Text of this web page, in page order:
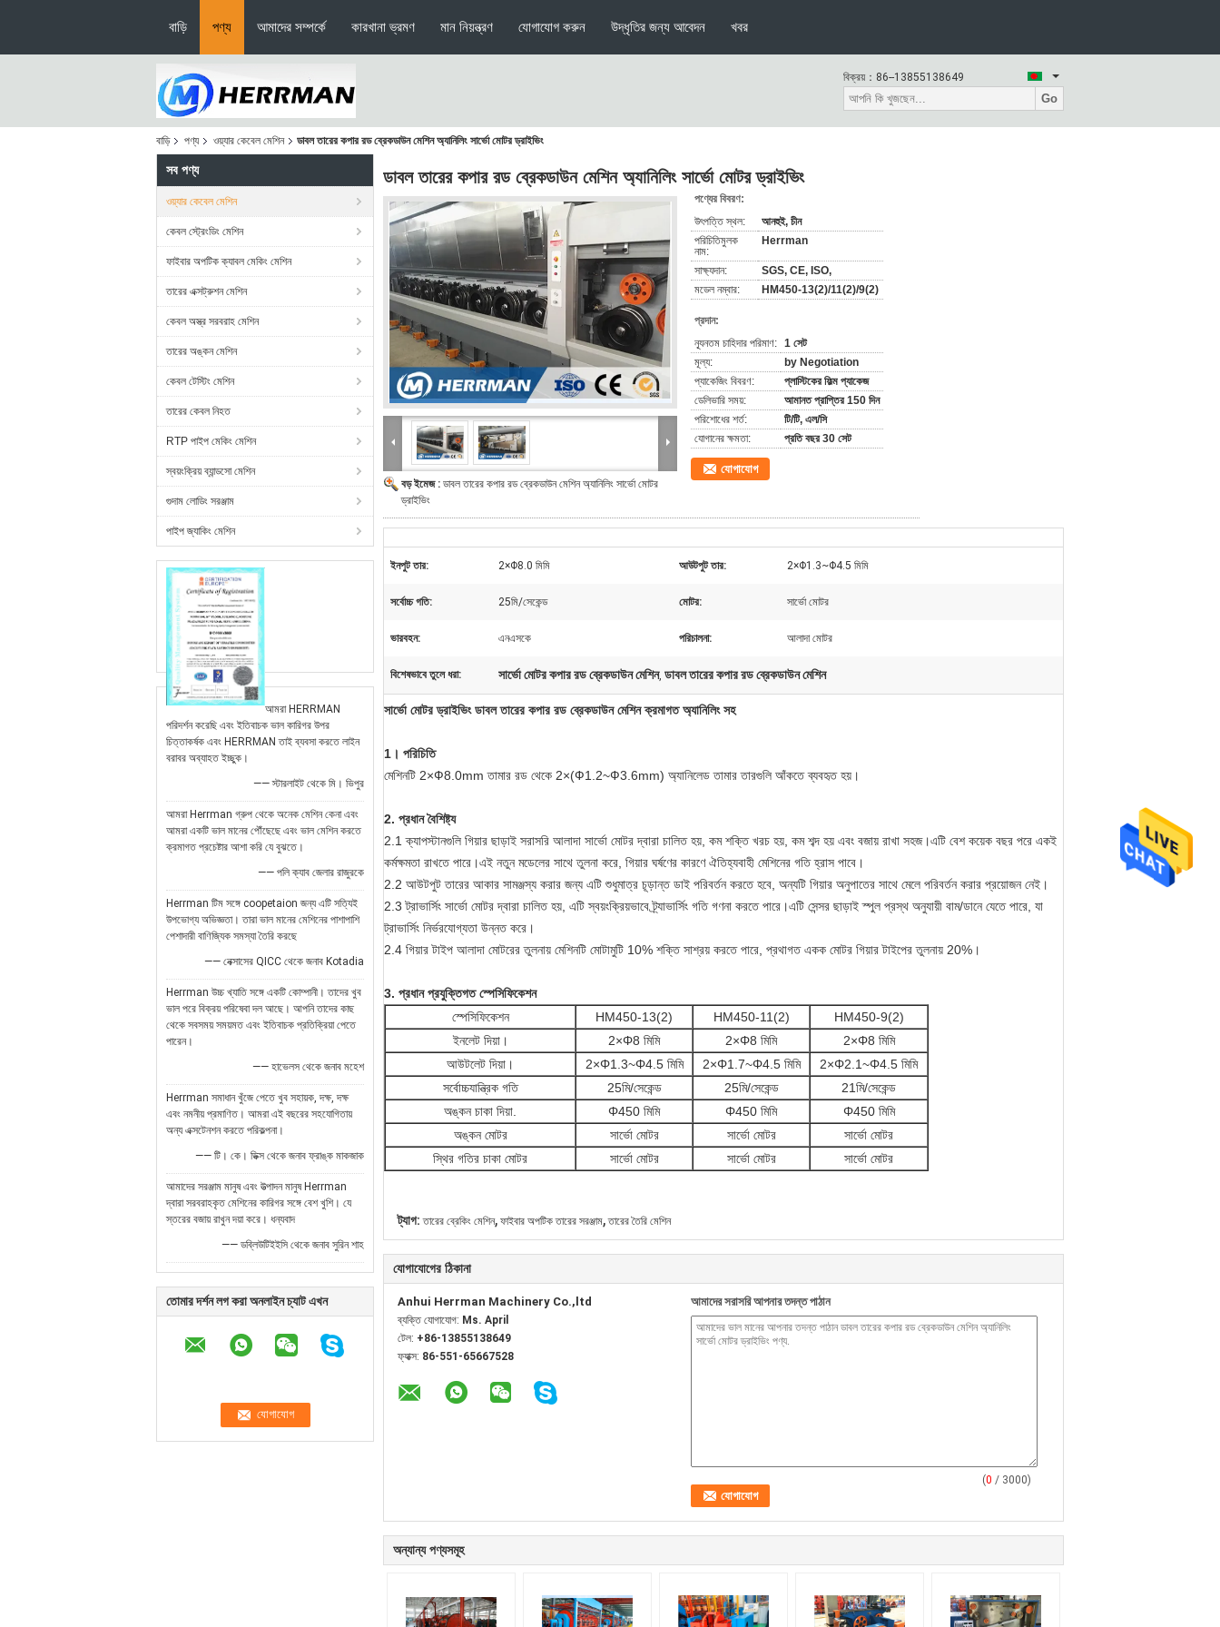
বাড়ি পণ্য আমাদের সম্পর্কে কারখানা ভ্রমণ মান নিয়ন্ত্রণ যোগাযোগ করুন উদ্ধৃতির জন্য আবেদন খবর
বিক্রয়： 86--13855138649
Go
বাড়ি পণ্য ওয়্যার কেবেল মেশিন ডাবল তারের কপার রড ব্রেকডাউন মেশিন অ্যানিলিং সার্ভো মোটর ড্রাইভিং
সব পণ্য
ওয়্যার কেবেল মেশিন
কেবল স্ট্রেংডিং মেশিন
ফাইবার অপটিক ক্যাবল মেকিং মেশিন
তারের এক্সট্রুশন মেশিন
কেবল অস্ত্র সরবরাহ মেশিন
তারের অঙ্কন মেশিন
কেবল টেস্টিং মেশিন
তারের কেবল নিহত
RTP পাইপ মেকিং মেশিন
স্বয়ংক্রিয় ব্যান্ডসো মেশিন
গুদাম লোডিং সরঞ্জাম
পাইপ জ্যাকিং মেশিন
আমরা HERRMAN
পরিদর্শন করেছি এবং ইতিবাচক ভাল কারিগর উপর
চিত্তাকর্ষক এবং HERRMAN তাই ব্যবসা করতে লাইন
বরাবর অব্যাহত ইচ্ছুক।
—— স্টারলাইট থেকে মি। ভিপুর
আমরা Herrman গ্রুপ থেকে অনেক মেশিন কেনা এবং
আমরা একটি ভাল মানের পৌঁছেছে এবং ভাল মেশিন করতে
ক্রমাগত প্রচেষ্টার আশা করি যে বুঝতে।
—— পলি ক্যাব জেলার রাজুরকে
Herrman টিম সঙ্গে coopetaion জন্য এটি সত্যিই
উপভোগ্য অভিজ্ঞতা। তারা ভাল মানের মেশিনের পাশাপাশি
পেশাদারী বাণিজ্যিক সমস্যা তৈরি করছে
—— নেক্সাসের QICC থেকে জনাব Kotadia
Herrman উচ্চ খ্যাতি সঙ্গে একটি কোম্পানী। তাদের খুব
ভাল পরে বিক্রয় পরিষেবা দল আছে। আপনি তাদের কাছ
থেকে সবসময় সময়মত এবং ইতিবাচক প্রতিক্রিয়া পেতে
পারেন।
—— হাভেলস থেকে জনাব মহেশ
Herrman সমাধান খুঁজে পেতে খুব সহায়ক, দক্ষ, দক্ষ
এবং নমনীয় প্রমাণিত। আমরা এই বছরের সহযোগিতায়
অন্য এক্সটেনশন করতে পরিকল্পনা।
—— টি। কে। ডিক্স থেকে জনাব ফ্রাঙ্ক মাকজাক
আমাদের সরঞ্জাম মানুষ এবং উত্পাদন মানুষ Herrman
দ্বারা সরবরাহকৃত মেশিনের কারিগর সঙ্গে বেশ খুশি। যে
স্তরের বজায় রাখুন দয়া করে। ধন্যবাদ
—— ডব্লিউটিইইসি থেকে জনাব সুরিন শাহ
তোমার দর্শন লগ করা অনলাইন চ্যাট এখন
ডাবল তারের কপার রড ব্রেকডাউন মেশিন অ্যানিলিং সার্ভো মোটর ড্রাইভিং
বড় ইমেজ : ডাবল তারের কপার রড ব্রেকডাউন মেশিন অ্যানিলিং সার্ভো মোটর
ড্রাইভিং
পণ্যের বিবরণ:
উৎপত্তি স্থল:
আনহুই, চীন
পরিচিতিমুলক
নাম:
Herrman
সাক্ষ্যদান:
SGS, CE, ISO,
মডেল নম্বার:
HM450-13(2)/11(2)/9(2)
প্রদান:
ন্যূনতম চাহিদার পরিমাণ: 1 সেট
মূল্য:
by Negotiation
প্যাকেজিং বিবরণ:
প্লাস্টিকের ফিল্ম প্যাকেজ
ডেলিভারি সময়:
আমানত প্রাপ্তির 150 দিন
পরিশোধের শর্ত:
টি/টি, এল/সি
যোগানের ক্ষমতা:
প্রতি বছর 30 সেট
যোগাযোগ
ইনপুট তার: 2×Φ8.0 মিমি আউটপুট তার: 2×Φ1.3~Φ4.5 মিমি
সর্বোচ্চ গতি: 25মি/সেকেন্ড মোটর: সার্ভো মোটর
ভারবহন: এনএসকে পরিচালনা: আলাদা মোটর
বিশেষভাবে তুলে ধরা: সার্ভো মোটর কপার রড ব্রেকডাউন মেশিন, ডাবল তারের কপার রড ব্রেকডাউন মেশিন
সার্ভো মোটর ড্রাইভিং ডাবল তারের কপার রড ব্রেকডাউন মেশিন ক্রমাগত অ্যানিলিং সহ
1। পরিচিতি
মেশিনটি 2×Ф8.0mm তামার রড থেকে 2×(Ф1.2~Ф3.6mm) অ্যানিলেড তামার তারগুলি আঁকতে ব্যবহৃত হয়।
2. প্রধান বৈশিষ্ট্য
2.1 ক্যাপস্টানগুলি গিয়ার ছাড়াই সরাসরি আলাদা সার্ভো মোটর দ্বারা চালিত হয়, কম শক্তি খরচ হয়, কম শব্দ হয় এবং বজায় রাখা সহজ।এটি বেশ কয়েক বছর পরে একই
কর্মক্ষমতা রাখতে পারে।এই নতুন মডেলের সাথে তুলনা করে, গিয়ার ঘর্ষণের কারণে ঐতিহ্যবাহী মেশিনের গতি হ্রাস পাবে।
2.2 আউটপুট তারের আকার সামঞ্জস্য করার জন্য এটি শুধুমাত্র চূড়ান্ত ডাই পরিবর্তন করতে হবে, অন্যটি গিয়ার অনুপাতের সাথে মেলে পরিবর্তন করার প্রয়োজন নেই।
2.3 ট্রাভার্সিং সার্ভো মোটর দ্বারা চালিত হয়, এটি স্বয়ংক্রিয়ভাবে ট্র্যাভার্সিং গতি গণনা করতে পারে।এটি সেন্সর ছাড়াই স্পুল প্রস্থ অনুযায়ী বাম/ডানে যেতে পারে, যা
ট্রাভার্সিং নির্ভরযোগ্যতা উন্নত করে।
2.4 গিয়ার টাইপ আলাদা মোটরের তুলনায় মেশিনটি মোটামুটি 10% শক্তি সাশ্রয় করতে পারে, প্রথাগত একক মোটর গিয়ার টাইপের তুলনায় 20%।
3. প্রধান প্রযুক্তিগত স্পেসিফিকেশন
স্পেসিফিকেশন
HM450-13(2) HM450-11(2)
HM450-9(2)
ইনলেট দিয়া।
2×Φ8 মিমি 2×Φ8 মিমি
2×Φ8 মিমি
আউটলেট দিয়া।
2×Φ1.3~Φ4.5 মিমি 2×Φ1.7~Φ4.5 মিমি 2×Φ2.1~Φ4.5 মিমি
সর্বোচ্চযান্ত্রিক গতি
25মি/সেকেন্ড 25মি/সেকেন্ড
21মি/সেকেন্ড
অঙ্কন চাকা দিয়া.
Φ450 মিমি Φ450 মিমি
Φ450 মিমি
অঙ্কন মোটর
সার্ভো মোটর সার্ভো মোটর
সার্ভো মোটর
স্থির গতির চাকা মোটর
সার্ভো মোটর সার্ভো মোটর সার্ভো মোটর
ট্যাগ: তারের ব্রেকিং মেশিন, ফাইবার অপটিক তারের সরঞ্জাম, তারের তৈরি মেশিন
যোগাযোগের ঠিকানা
Anhui Herrman Machinery Co.,ltd
ব্যক্তি যোগাযোগ: Ms. April
টেল: +86-13855138649
ফ্যাক্স: 86-551-65667528
আমাদের সরাসরি আপনার তদন্ত পাঠান
(0 / 3000)
অন্যান্য পণ্যসমূহ